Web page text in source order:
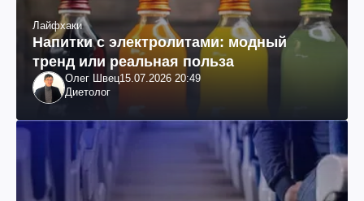
Лайфхаки
Напитки с электролитами: модный
тренд или реальная польза
Олег Швец15.07.2026 20:49
Диетолог